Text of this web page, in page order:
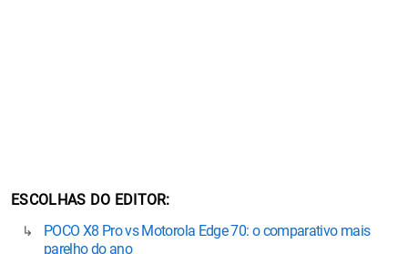
ESCOLHAS DO EDITOR
POCO X8 Pro vs Motorola Edge 70: o comparativo mais
parelho do ano